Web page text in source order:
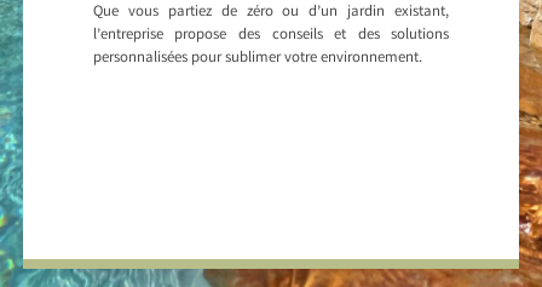
Que vous partiez de zéro ou d’un jardin existant,
l’entreprise propose des conseils et des solutions
personnalisées pour sublimer votre environnement.